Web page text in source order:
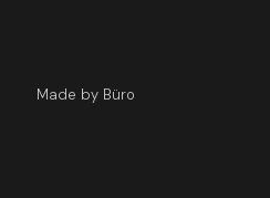
Made by Büro